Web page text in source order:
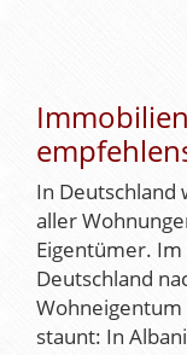
In Deutschland
aller
Eigentümer.
Deutschland
Wohneigentum
staunt: In